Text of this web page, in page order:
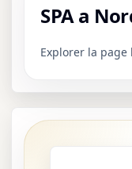
SPA a
Explorer la